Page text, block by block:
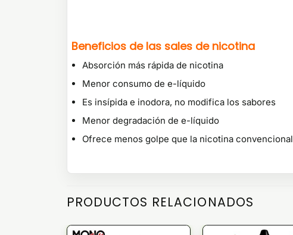
Beneficios de las sales de nicotina
Absorción más rápida de nicotina
Menor consumo de e-líquido
Es insípida e inodora, no modifica los sabores
Menor degradación de e-líquido
Ofrece menos golpe que la nicotina convencional
PRODUCTOS RELACIONADOS